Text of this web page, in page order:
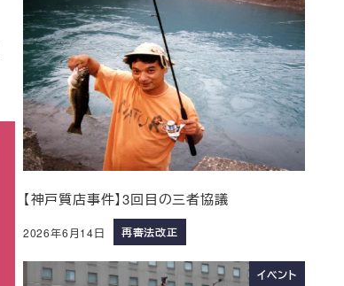
【神戸質店事件】3回目の三者協議
2026年6月14日 再審法改正
イベント